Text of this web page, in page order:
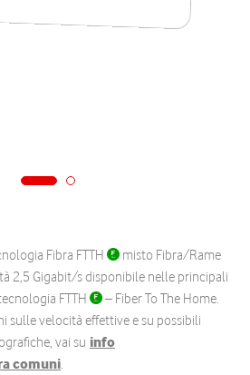
Fibra FTTH
misto Fibra/Rame
2,5 Gigabit/s disponibile nelle principali
FTTH
– Fiber To The Home.
sulle velocità effettive e su possibili
vai su info
comuni.